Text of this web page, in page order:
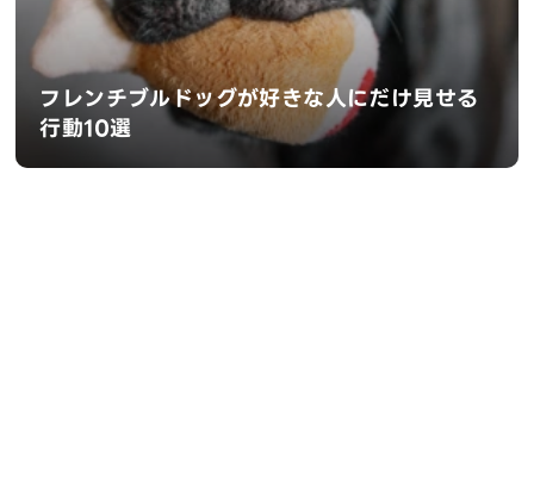
フレンチブルドッグが好きな人にだけ見せる
行動10選